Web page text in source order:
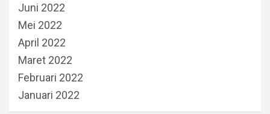
Juni 2022
Mei 2022
April 2022
Maret 2022
Februari 2022
Januari 2022